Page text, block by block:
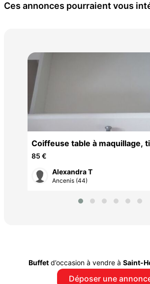
Ces annonces pourraient vous
Coiffeuse table à maquillage,
miroir avec siège
85 €
Alexandra T
Ancenis (44)
Buffetd’occasion à vendre à Saint-
Déposer une